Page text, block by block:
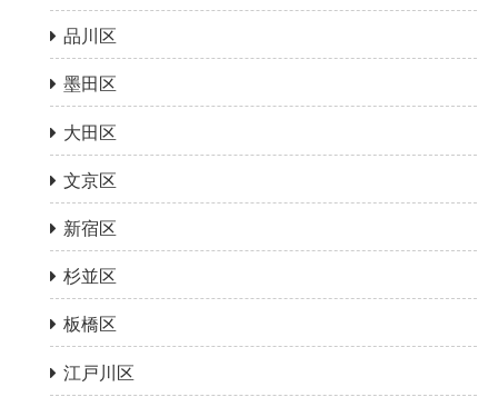
品川区
墨田区
大田区
文京区
新宿区
杉並区
板橋区
江戸川区